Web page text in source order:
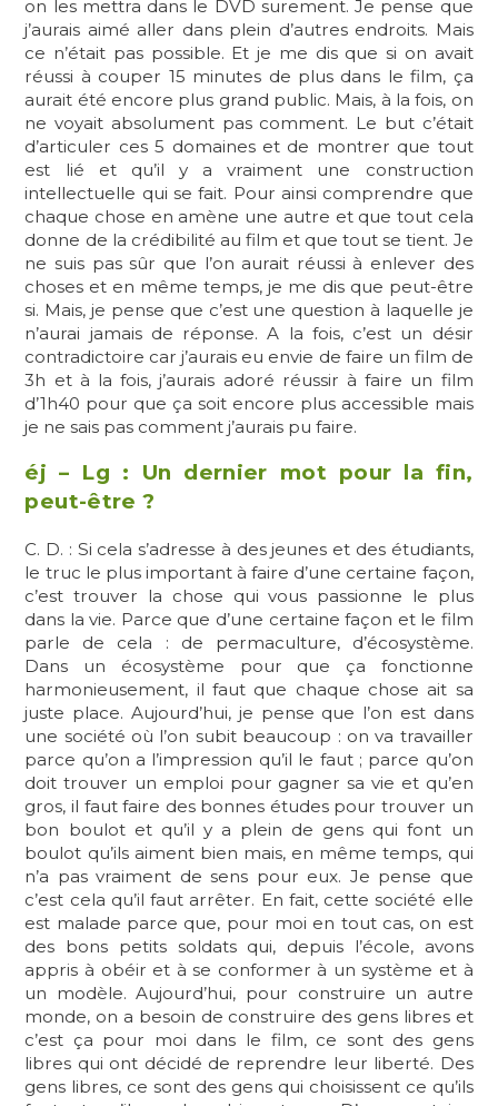
on les mettra dans le DVD surement. Je pense que
j’aurais aimé aller dans plein d’autres endroits. Mais
ce n’était pas possible. Et je me dis que si on avait
réussi à couper 15 minutes de plus dans le film, ça
aurait été encore plus grand public. Mais, à la fois, on
ne voyait absolument pas comment. Le but c’était
d’articuler ces 5 domaines et de montrer que tout
est lié et qu’il y a vraiment une construction
intellectuelle qui se fait. Pour ainsi comprendre que
chaque chose en amène une autre et que tout cela
donne de la crédibilité au film et que tout se tient. Je
ne suis pas sûr que l’on aurait réussi à enlever des
choses et en même temps, je me dis que peut-être
si. Mais, je pense que c’est une question à laquelle je
n’aurai jamais de réponse. A la fois, c’est un désir
contradictoire car j’aurais eu envie de faire un film de
3h et à la fois, j’aurais adoré réussir à faire un film
d’1h40 pour que ça soit encore plus accessible mais
je ne sais pas comment j’aurais pu faire.
éj – Lg : Un dernier mot pour la fin,
peut-être ?
C. D. : Si cela s’adresse à des jeunes et des étudiants,
le truc le plus important à faire d’une certaine façon,
c’est trouver la chose qui vous passionne le plus
dans la vie. Parce que d’une certaine façon et le film
parle de cela : de permaculture, d’écosystème.
Dans un écosystème pour que ça fonctionne
harmonieusement, il faut que chaque chose ait sa
juste place. Aujourd’hui, je pense que l’on est dans
une société où l’on subit beaucoup : on va travailler
parce qu’on a l’impression qu’il le faut ; parce qu’on
doit trouver un emploi pour gagner sa vie et qu’en
gros, il faut faire des bonnes études pour trouver un
bon boulot et qu’il y a plein de gens qui font un
boulot qu’ils aiment bien mais, en même temps, qui
n’a pas vraiment de sens pour eux. Je pense que
c’est cela qu’il faut arrêter. En fait, cette société elle
est malade parce que, pour moi en tout cas, on est
des bons petits soldats qui, depuis l’école, avons
appris à obéir et à se conformer à un système et à
un modèle. Aujourd’hui, pour construire un autre
monde, on a besoin de construire des gens libres et
c’est ça pour moi dans le film, ce sont des gens
libres qui ont décidé de reprendre leur liberté. Des
gens libres, ce sont des gens qui choisissent ce qu’ils